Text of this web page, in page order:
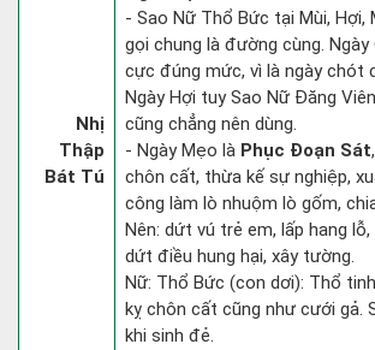
Nhị
Thập
Bát Tú
- Sao Nữ Thổ Bức tại Mùi, Hợi,
gọi chung là đường cùng. Ngày
cực đúng mức, vì là ngày chót
Ngày Hợi tuy Sao Nữ Đăng
cũng chẳng nên dùng.
- Ngày Mẹo là Phục Đoạn Sát
chôn cất, thừa kế sự nghiệp,
công làm lò nhuộm lò gốm,
Nên: dứt vú trẻ em, lấp hang
dứt điều hung hại, xây tường.
Nữ: Thổ Bức (con dơi): Thổ
kỵ chôn cất cũng như cưới gả.
khi sinh đẻ.